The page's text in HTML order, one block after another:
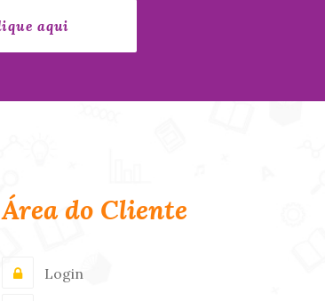
Área do Cliente
Login